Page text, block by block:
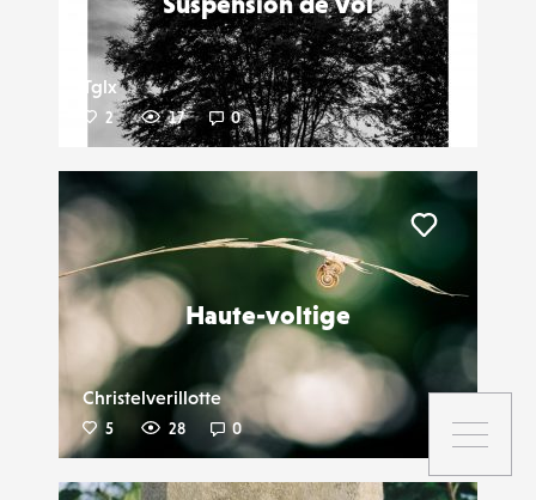
Tglx
2 17 0
Haute-voltige
Christelverillotte
5 28 0